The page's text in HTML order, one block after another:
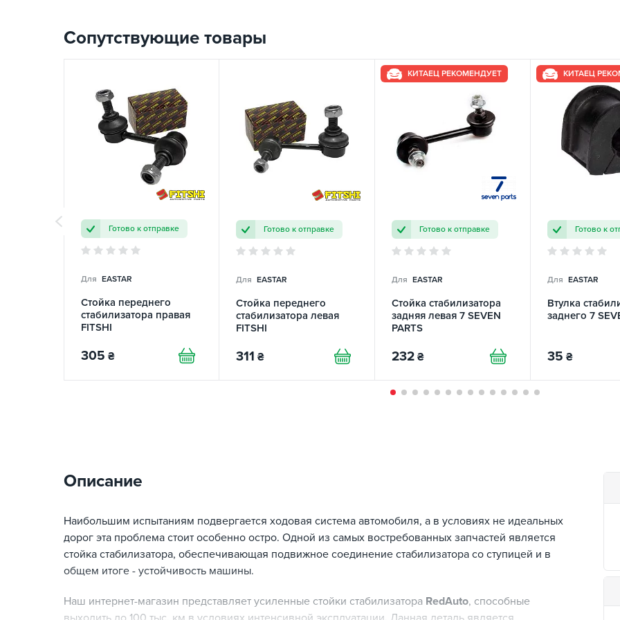
Сопутствующие товары
Готово к отправке
Для EASTAR
Стойка переднего
стабилизатора правая
FITSHI
305 ₴
Готово к отправке
Для EASTAR
Стойка переднего
стабилизатора левая
FITSHI
311 ₴
КИТАЕЦ РЕКОМЕНДУЕТ
Готово к отправке
Для EASTAR
Стойка стабилизатора
задняя левая 7 SEVEN
PARTS
232 ₴
КИТАЕЦ
Готово к
Для EASTAR
Втулка
заднего 7
35 ₴
Описание
Наибольшим испытаниям подвергается ходовая система автомобиля, а в условиях не идеальных
дорог эта проблема стоит особенно остро. Одной из самых востребованных запчастей является
стойка стабилизатора, обеспечивающая подвижное соединение стабилизатора со ступицей и в
общем итоге - устойчивость машины.
Наш интернет-магазин представляет усиленные стойки стабилизатора RedAuto, способные